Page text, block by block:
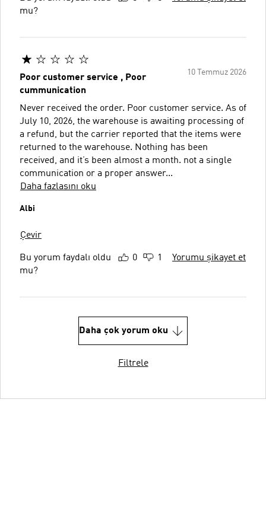
mu?
10 Temmuz 2026
Poor customer service , Poor
cummunication
Never received the order. Poor customer service. As of
July 10, 2026, the warehouse is awaiting processing of
a refund, but the carrier reported that the items were
returned to the warehouse. Nothing has been
received, and it’s been almost a month. not a single
communication or a proper answer...
Daha fazlasını oku
Albi
Çevir
Bu yorum faydalı oldu
mu?
0 1 Yorumu şikayet et
Daha çok yorum oku
Filtrele